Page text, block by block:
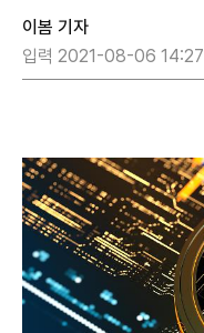
이봄 기자
입력 2021-08-06 14:27